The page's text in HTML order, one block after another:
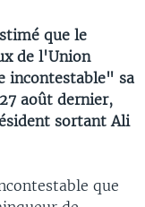
que le
de l'Union
incontestable" sa
août dernier,
sortant Ali
que